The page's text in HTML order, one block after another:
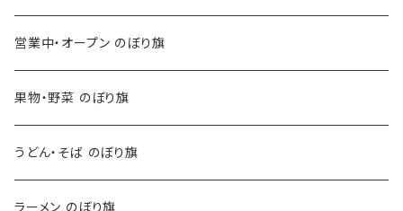
営業中・オープン のぼり旗
果物・野菜 のぼり旗
うどん・そば のぼり旗
ラーメン のぼり旗